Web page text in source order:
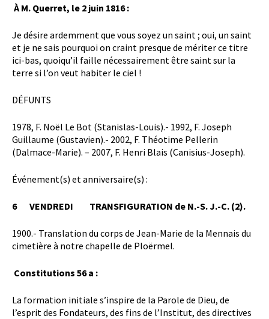
À M. Querret, le 2 juin 1816 :
Je désire ardemment que vous soyez un saint ; oui, un saint
et je ne sais pourquoi on craint presque de mériter ce titre
ici-bas, quoiqu’il faille nécessairement être saint sur la
terre si l’on veut habiter le ciel !
DÉFUNTS
1978, F. Noël Le Bot (Stanislas-Louis).- 1992, F. Joseph
Guillaume (Gustavien).- 2002, F. Théotime Pellerin
(Dalmace-Marie). – 2007, F. Henri Blais (Canisius-Joseph).
Événement(s) et anniversaire(s) :
6 VENDREDI TRANSFIGURATION de N.-S. J.-C. (2).
1900.- Translation du corps de Jean-Marie de la Mennais du
cimetière à notre chapelle de Ploërmel.
Constitutions 56 a :
La formation initiale s’inspire de la Parole de Dieu, de
l’esprit des Fondateurs, des fins de l’Institut, des directives